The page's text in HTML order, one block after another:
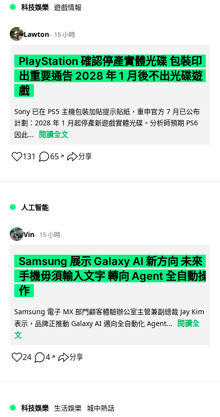
科技娛樂 遊戲情報
Lawton 15 小時
PlayStation 確認停產實體光碟 包裝印
出重要通告 2028 年 1 月後不出光碟遊
戲
Sony 已在 PS5 主機包裝加貼提示貼紙，重申官方 7 月已公布
計劃：2028 年 1 月起停產新遊戲實體光碟。分析師預期 PS6
因此...
閱讀全文
131 65 ↗ 分享
人工智能
Vin 15 小時
Samsung 展示 Galaxy AI 新方向 未來
手機毋須輸入文字 轉向 Agent 全自動操
作
Samsung 電子 MX 部門顧客體驗辦公室主管兼副總裁 Jay Kim
表示，品牌正推動 Galaxy AI 邁向全自動化 Agent...
閱讀全
文
24 4 ↗ 分享
科技娛樂 生活娛樂 城中熱話